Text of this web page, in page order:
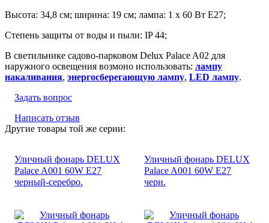
Высота: 34,8 см; ширина: 19 см; лампа: 1 х 60 Вт Е27;
Степень защиты от воды и пыли: IP 44;
В светильнике садово-парковом Delux Palace A02 для
наружного освещения возмоно использовать: лампу
накаливания, энергосберегающую лампу, LED лампу.
Задать вопрос
Написать отзыв
Другие товары той же серии:
Уличный фонарь DELUX
Palace A001 60W E27
черный-серебро.
Уличный фонарь DELUX
Palace A001 60W E27
черн.